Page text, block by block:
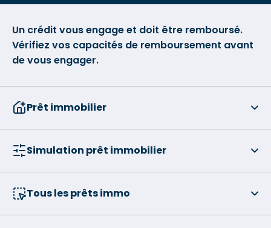
Un crédit vous engage et doit être remboursé.
Vérifiez vos capacités de remboursement avant
de vous engager.
Prêt immobilier
Simulation prêt immobilier
Tous les prêts immo